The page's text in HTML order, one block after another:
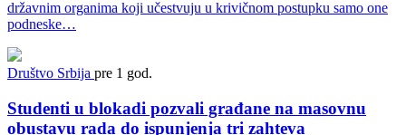
državnim organima koji učestvuju u krivičnom postupku samo one
podneske…
Društvo Srbija pre 1 god.
Studenti u blokadi pozvali građane na masovnu
obustavu rada do ispunjenja tri zahteva